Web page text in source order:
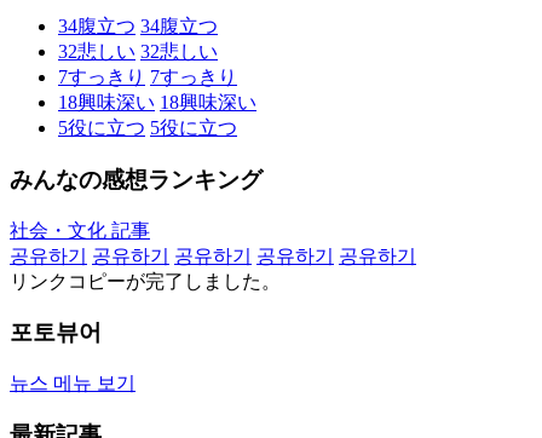
34腹立つ 34腹立つ
32悲しい 32悲しい
7すっきり 7すっきり
18興味深い 18興味深い
5役に立つ 5役に立つ
みんなの感想ランキング
社会・文化 記事
공유하기
공유하기 공유하기 공유하기
공유하기
リンクコピーが完了しました。
포토뷰어
뉴스 메뉴 보기